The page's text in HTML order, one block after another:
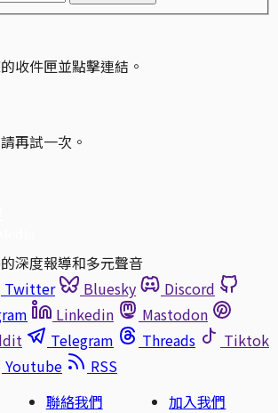
收件匣並點擊連結。
再試一次。
深度報導和多元聲音
Twitter Bluesky
Discord
Linkedin
Mastodon
Telegram Threads
Tiktok
Youtube
RSS
聯絡我們
加入我們